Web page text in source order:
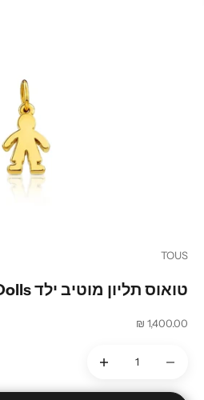
TOUS
טואוס תליון מוטיב ילד Sweet Dolls מזהב
מחיר מבצע
1,400.00 ₪